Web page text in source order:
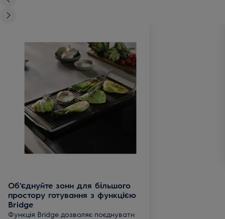
Об'єднуйте зони для більшого
простору готування з функцією
Bridge
Функція Bridge дозволяє поєднувати